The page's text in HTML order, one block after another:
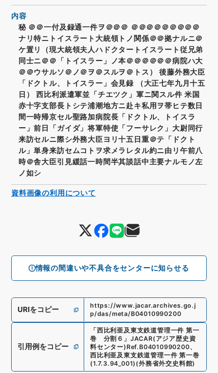
情報の間違いや不具合をセンターに知らせる
内容
秘 ＠＠一付及録通一件ヲ＠＠＠ ＠＠＠＠＠＠＠＠＠
ナリ特ニトイスラート大統領トノ関係＠＠拠ナルニ＠
ケ置リ（現大統領夫人ハドクタートイスラート従兄弟
同士ニ＠＠「トイスラー」ノ本＠＠＠＠＠＠病院ハ大
＠＠ウサルソ＠ノ＠ヲ＠スルヲ＠トス） 後藤外務大臣
「ドクトル、トイスラー」会見録 （大正七年九月十五
日） 西比利派遣軍並「チエツク」軍ニ関スル件 米国
赤十字支部長トシテ浦潮地方ニ赴キ私用ヲ帯ヒテ数日
間一時帰京セル聖路加病院長「ドクトル、トイスラ
ー」前日「ガイダ」将軍特使「フーサレク」大尉同行
来訪セルニ際シ外務大臣ヨリ十五日重＠テ「ドクト
ル」単身来訪セムコトヲ求メラレタル約ニ由リ午前八
時＠舎大臣引見緩話一時間半其談話中主要ナルモノ左
ノ如シ
URIをコピー
https://www.jacar.archives.go.j
p/das/meta/B04010990200
引用例をコピー
「西比利亜及東支鉄道管理一件 第一
巻 分割６ 」 JACAR(アジア歴史資
料センター) Ref. B04010990200、
西比利亜及東支鉄道管理一件 第一巻
(1.7.3.94_001) (外務省外交史料館)
資料画像の利用について